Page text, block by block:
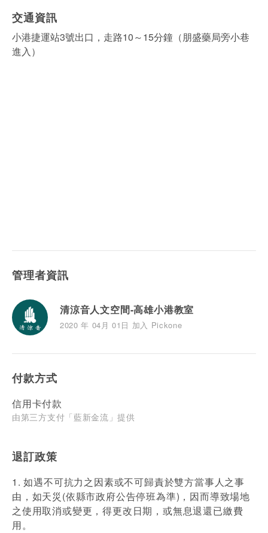
交通資訊
小港捷運站3號出口，走路10～15分鐘（朋盛藥局旁小巷
進入）
管理者資訊
清涼音人文空間-高雄小港教室
2020 年 04月 01日 加入 Pickone
付款方式
信用卡付款
由第三方支付「藍新金流」提供
退訂政策
1. 如遇不可抗力之因素或不可歸責於雙方當事人之事
由，如天災(依縣市政府公告停班為準)，因而導致場地
之使用取消或變更，得更改日期，或無息退還已繳費
用。